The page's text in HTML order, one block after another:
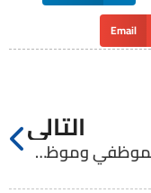
Email
التالي
قدّاس لموظفي وموظفات المعهد الإكليريكي